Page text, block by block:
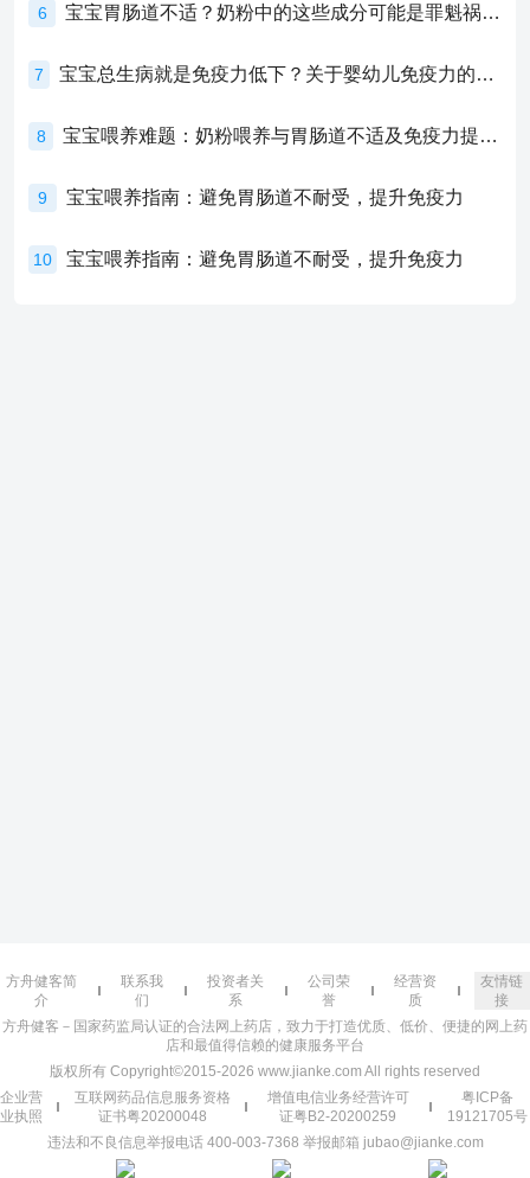
6 宝宝胃肠道不适？奶粉中的这些成分可能是罪魁祸首！
7 宝宝总生病就是免疫力低下？关于婴幼儿免疫力的真相，家长必须了解！
8 宝宝喂养难题：奶粉喂养与胃肠道不适及免疫力提升的奥秘
9 宝宝喂养指南：避免胃肠道不耐受，提升免疫力
10 宝宝喂养指南：避免胃肠道不耐受，提升免疫力
方舟健客简
介
联系我
们
投资者关
系
公司荣
誉
经营资
质
友情链
接
方舟健客－国家药监局认证的合法网上药店，致力于打造优质、低价、便捷的网上药
店和最值得信赖的健康服务平台
版权所有 Copyright©2015-2026 www.jianke.com All rights reserved
企业营
业执照
互联网药品信息服务资格
证书粤20200048
增值电信业务经营许可
证粤B2-20200259
粤ICP备
19121705号
违法和不良信息举报电话 400-003-7368 举报邮箱 jubao@jianke.com